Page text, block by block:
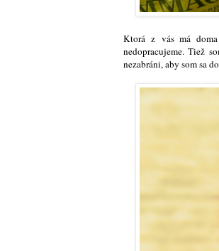
Ktorá z vás má
nedopracujeme. Tiež
nezabráni, aby som sa